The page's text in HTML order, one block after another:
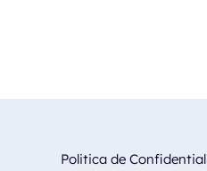
Politica de